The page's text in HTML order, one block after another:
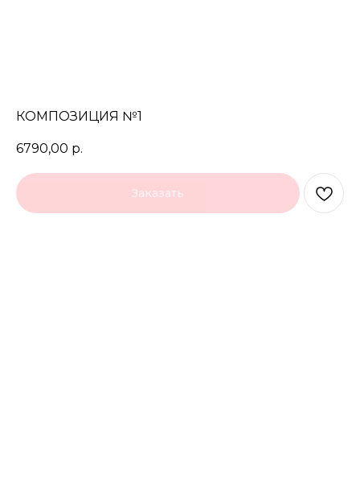
КОМПОЗИЦИЯ №1
6790,00 р.
Заказать